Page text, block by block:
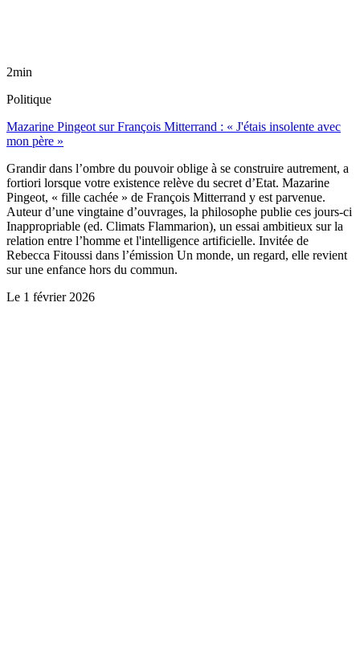
2min
Politique
Mazarine Pingeot sur François Mitterrand : « J'étais insolente avec
mon père »
Grandir dans l’ombre du pouvoir oblige à se construire autrement, a
fortiori lorsque votre existence relève du secret d’Etat. Mazarine
Pingeot, « fille cachée » de François Mitterrand y est parvenue.
Auteur d’une vingtaine d’ouvrages, la philosophe publie ces jours-ci
Inappropriable (ed. Climats Flammarion), un essai ambitieux sur la
relation entre l’homme et l'intelligence artificielle. Invitée de
Rebecca Fitoussi dans l’émission Un monde, un regard, elle revient
sur une enfance hors du commun.
Le 1 février 2026